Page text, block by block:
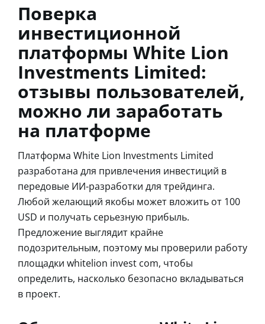
Поверка
инвестиционной
платформы White Lion
Investments Limited:
отзывы пользователей,
можно ли заработать
на платформе
Платформа White Lion Investments Limited
разработана для привлечения инвестиций в
передовые ИИ-разработки для трейдинга.
Любой желающий якобы может вложить от 100
USD и получать серьезную прибыль.
Предложение выглядит крайне
подозрительным, поэтому мы проверили работу
площадки whitelion invest com, чтобы
определить, насколько безопасно вкладываться
в проект.